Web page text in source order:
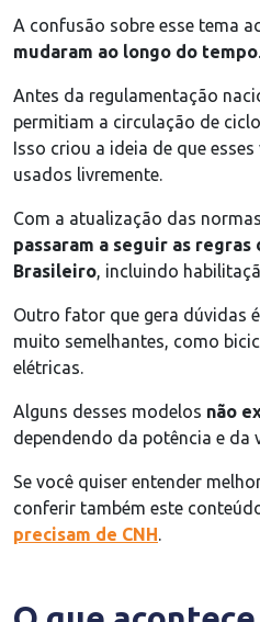
A confusão sobre esse tema
mudaram ao longo do tempo.
Antes da regulamentação
permitiam a circulação de
Isso criou a ideia de que
usados livremente.
Com a atualização das
passaram a seguir as
Brasileiro, incluindo
Outro fator que gera dúvidas
muito semelhantes, como
elétricas.
Alguns desses modelos não
dependendo da potência e da
Se você quiser entender
conferir também este
precisam de CNH .